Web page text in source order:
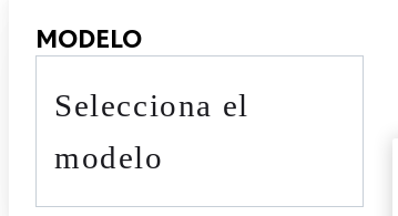
MODELO
Selecciona el
modelo